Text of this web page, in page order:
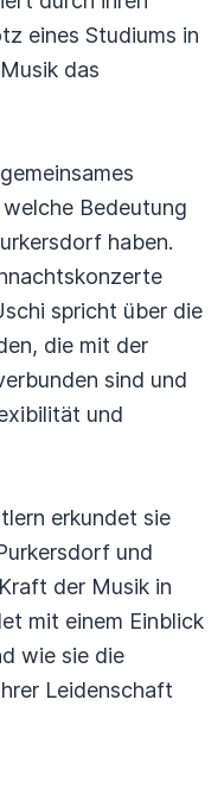
eines Studiums in
das
Bedeutung
haben.
spricht über die
die mit der
sind und
und
erkundet sie
und
der Musik in
mit einem Einblick
wie sie die
Leidenschaft